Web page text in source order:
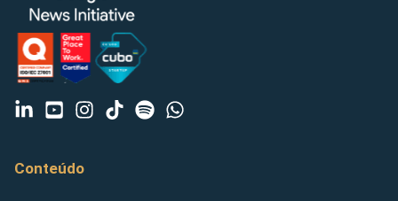
Conteúdo